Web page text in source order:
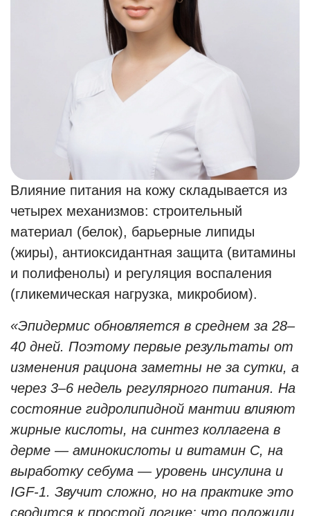
Влияние питания на кожу складывается из
четырех механизмов: строительный
материал (белок), барьерные липиды
(жиры), антиоксидантная защита (витамины
и полифенолы) и регуляция воспаления
(гликемическая нагрузка, микробиом).
«Эпидермис обновляется в среднем за 28–
40 дней. Поэтому первые результаты от
изменения рациона заметны не за сутки, а
через 3–6 недель регулярного питания. На
состояние гидролипидной мантии влияют
жирные кислоты, на синтез коллагена в
дерме — аминокислоты и витамин C, на
выработку себума — уровень инсулина и
IGF-1. Звучит сложно, но на практике это
сводится к простой логике: что положили